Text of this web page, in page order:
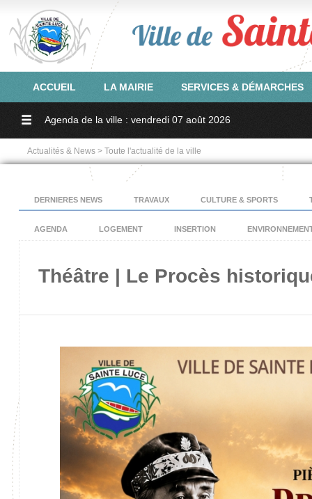
ACCUEIL LA MAIRIE SERVICES & DÉMARCHES
Agenda de la ville : vendredi 07 août 2026
Actualités & News > Toute l'actualité de la ville
DERNIERES NEWS TRAVAUX CULTURE & SPORTS
AGENDA LOGEMENT INSERTION
Théâtre | Le Procès